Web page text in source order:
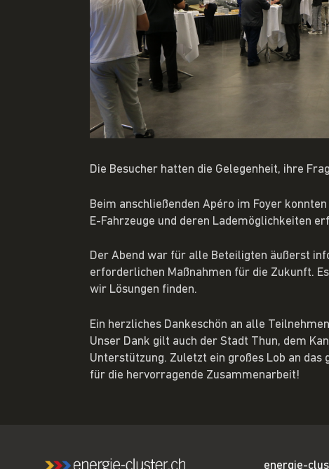
Die Besucher hatten die Gelegenheit, ihre
Beim anschließenden Apéro im Foyer
E-Fahrzeuge und deren Lademöglichkeiten
Der Abend war für alle Beteiligten äußerst
erforderlichen Maßnahmen für die Zukunft.
wir Lösungen finden.
Ein herzliches Dankeschön an alle
Unser Dank gilt auch der Stadt Thun, dem
Unterstützung. Zuletzt ein großes Lob an
für die hervorragende Zusammenarbeit!
energie-